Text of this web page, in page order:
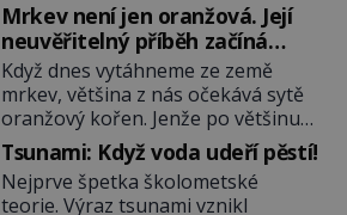
Mrkev není jen oranžová. Její
neuvěřitelný příběh začíná
fialovou barvou
Když dnes vytáhneme ze země
mrkev, většina z nás očekává sytě
oranžový kořen. Jenže po většinu
své historie je mrkev všechno
možné, jen ne oranžová. Je fialová,
žlutá, bílá, někdy dokonce téměř
Tsunami: Když voda udeří pěstí!
Nejprve špetka školometské
teorie. Výraz tsunami vznikl